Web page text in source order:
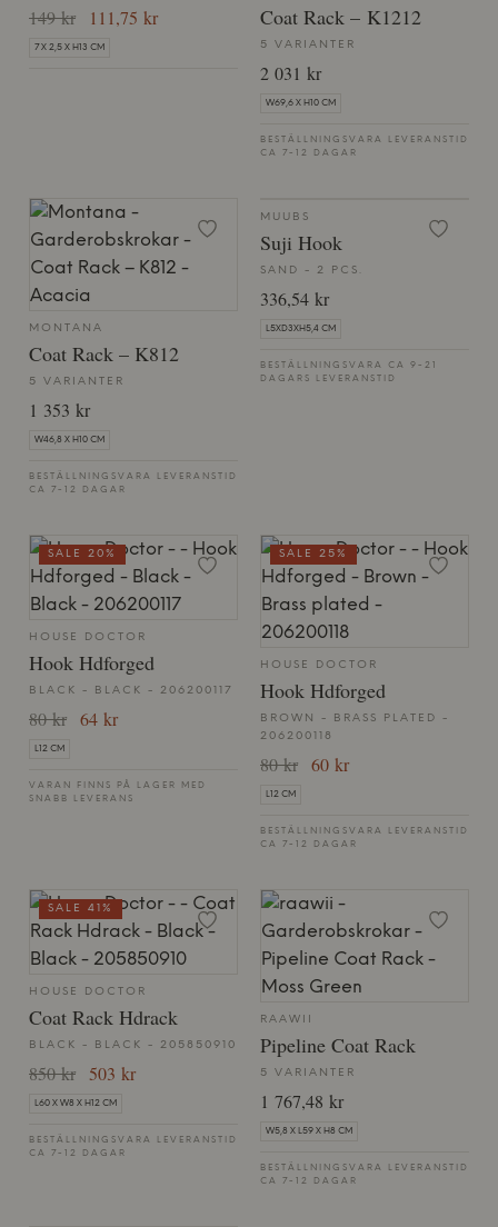
149 kr 111,75 kr
7 X 2,5 X H13 CM
Coat Rack – K1212
5 VARIANTER
2 031 kr
W69,6 X H10 CM
BESTÄLLNINGSVARA LEVERANSTID
CA 7-12 DAGAR
MONTANA
Coat Rack – K812
5 VARIANTER
1 353 kr
W46,8 X H10 CM
BESTÄLLNINGSVARA LEVERANSTID
CA 7-12 DAGAR
MUUBS
Suji Hook
SAND - 2 PCS.
336,54 kr
L5XD3XH5,4 CM
BESTÄLLNINGSVARA CA 9-21
DAGARS LEVERANSTID
HOUSE DOCTOR
Hook Hdforged
BLACK - BLACK - 206200117
80 kr 64 kr
L12 CM
VARAN FINNS PÅ LAGER MED
SNABB LEVERANS
SALE 20%
HOUSE DOCTOR
Hook Hdforged
BROWN - BRASS PLATED -
206200118
80 kr 60 kr
L12 CM
BESTÄLLNINGSVARA LEVERANSTID
CA 7-12 DAGAR
SALE 25%
HOUSE DOCTOR
Coat Rack Hdrack
BLACK - BLACK - 205850910
850 kr 503 kr
L60 X W8 X H12 CM
BESTÄLLNINGSVARA LEVERANSTID
CA 7-12 DAGAR
SALE 41%
RAAWII
Pipeline Coat Rack
5 VARIANTER
1 767,48 kr
W5,8 X L59 X H8 CM
BESTÄLLNINGSVARA LEVERANSTID
CA 7-12 DAGAR